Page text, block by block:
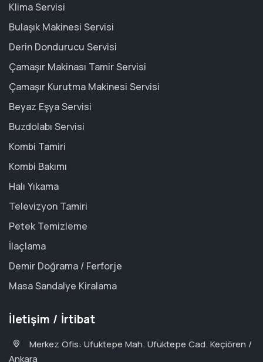
Klima Servisi
Bulaşık Makinesi Servisi
Derin Dondurucu Servisi
Çamaşır Makinası Tamir Servisi
Çamaşır Kurutma Makinesi Servisi
Beyaz Eşya Servisi
Buzdolabı Servisi
Kombi Tamiri
Kombi Bakımı
Halı Yıkama
Televizyon Tamiri
Petek Temizleme
İlaçlama
Demir Doğrama / Ferforje
Masa Sandalye Kiralama
İletişim / İrtibat
Merkez Ofis: Ufuktepe Mah. Ufuktepe Cad. Keçiören /
Ankara